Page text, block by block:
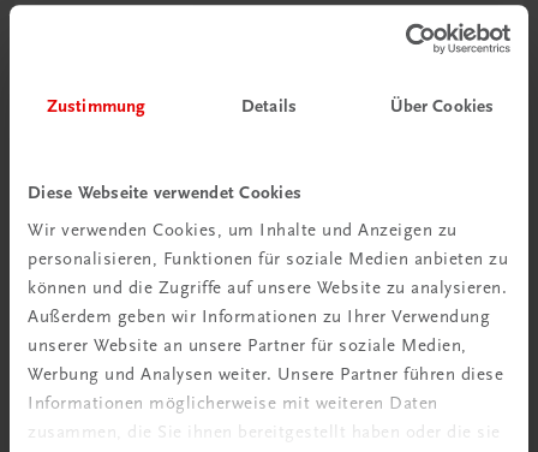
Zustimmung Details Über Cookies
Diese Webseite verwendet Cookies
Wir verwenden Cookies, um Inhalte und Anzeigen zu
personalisieren, Funktionen für soziale Medien anbieten zu
können und die Zugriffe auf unsere Website zu analysieren.
Außerdem geben wir Informationen zu Ihrer Verwendung
unserer Website an unsere Partner für soziale Medien,
Werbung und Analysen weiter. Unsere Partner führen diese
Informationen möglicherweise mit weiteren Daten
zusammen, die Sie ihnen bereitgestellt haben oder die sie
NEUER LEHRPLAN MUSTERBAND